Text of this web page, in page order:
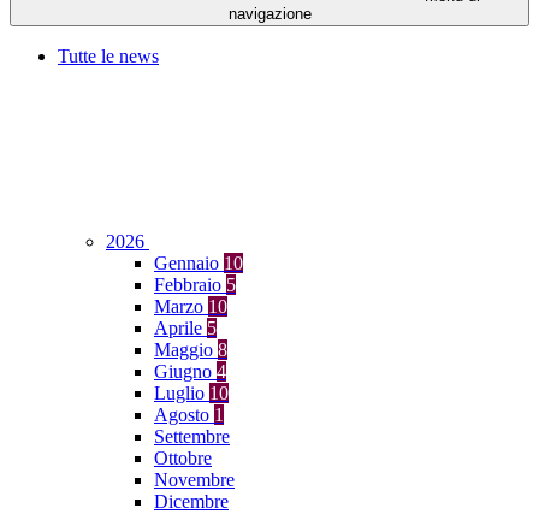
navigazione
Tutte le news
2026
Gennaio 10
Febbraio 5
Marzo 10
Aprile 5
Maggio 8
Giugno 4
Luglio 10
Agosto 1
Settembre
Ottobre
Novembre
Dicembre